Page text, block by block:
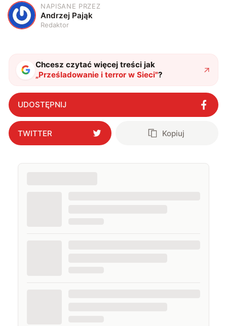
A
NAPISANE PRZEZ
Andrzej Pająk
Redaktor
Chcesz czytać więcej treści jak
„Prześladowanie i terror w Sieci"?
UDOSTĘPNIJ
TWITTER Kopiuj